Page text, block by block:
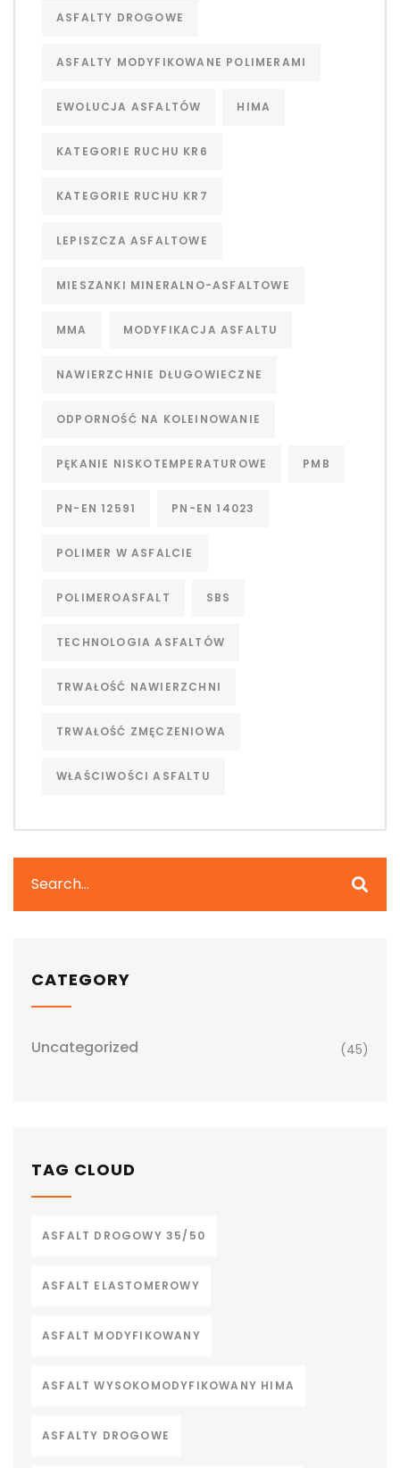
ASFALTY DROGOWE
ASFALTY MODYFIKOWANE POLIMERAMI
EWOLUCJA ASFALTÓW HIMA
KATEGORIE RUCHU KR6
KATEGORIE RUCHU KR7
LEPISZCZA ASFALTOWE
MIESZANKI MINERALNO-ASFALTOWE
MMA MODYFIKACJA ASFALTU
NAWIERZCHNIE DŁUGOWIECZNE
ODPORNOŚĆ NA KOLEINOWANIE
PĘKANIE NISKOTEMPERATUROWE PMB
PN-EN 12591 PN-EN 14023
POLIMER W ASFALCIE
POLIMEROASFALT SBS
TECHNOLOGIA ASFALTÓW
TRWAŁOŚĆ NAWIERZCHNI
TRWAŁOŚĆ ZMĘCZENIOWA
WŁAŚCIWOŚCI ASFALTU
CATEGORY
Uncategorized (45)
TAG CLOUD
ASFALT DROGOWY 35/50
ASFALT ELASTOMEROWY
ASFALT MODYFIKOWANY
ASFALT WYSOKOMODYFIKOWANY HIMA
ASFALTY DROGOWE